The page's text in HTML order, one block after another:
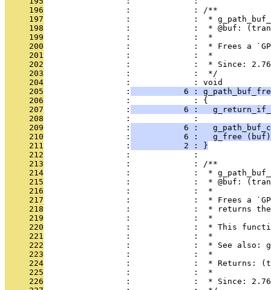
     196
                 :             : /**
     197
:             :  *
     198
:             :  * @buf:
     199
                 :             :  *
     200
:             :  * Frees a
     201
                 :             :  *
     202
                 :             :  * Since: 2.76
     203
                 :             :  */
     204
                 :             : void
     205
                 :
6 :
     206
                 :             : {
     207
                 :
6 :
     208
                 :             :
     209
                 :
6 :
     210
                 :
6 :   g_free
     211
                 :
           2 : }
     212
                 :             :
     213
                 :             : /**
     214
:             :  *
     215
:             :  * @buf:
     216
                 :             :  *
     217
:             :  * Frees a
     218
:             :  * returns
     219
                 :             :  *
     220
:             :  * This
     221
                 :             :  *
     222
:             :  * See also:
     223
                 :             :  *
     224
:             :  * Returns:
     225
                 :             :  *
     226
                 :             :  * Since: 2.76